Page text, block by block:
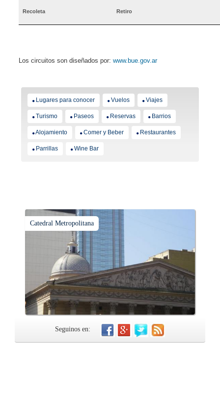
Recoleta Retiro
Los circuitos son diseñados por: www.bue.gov.ar
Lugares para conocer Vuelos Viajes
Turismo Paseos Reservas Barrios
Alojamiento Comer y Beber Restaurantes
Parrillas Wine Bar
Catedral Metropolitana
Seguinos en: